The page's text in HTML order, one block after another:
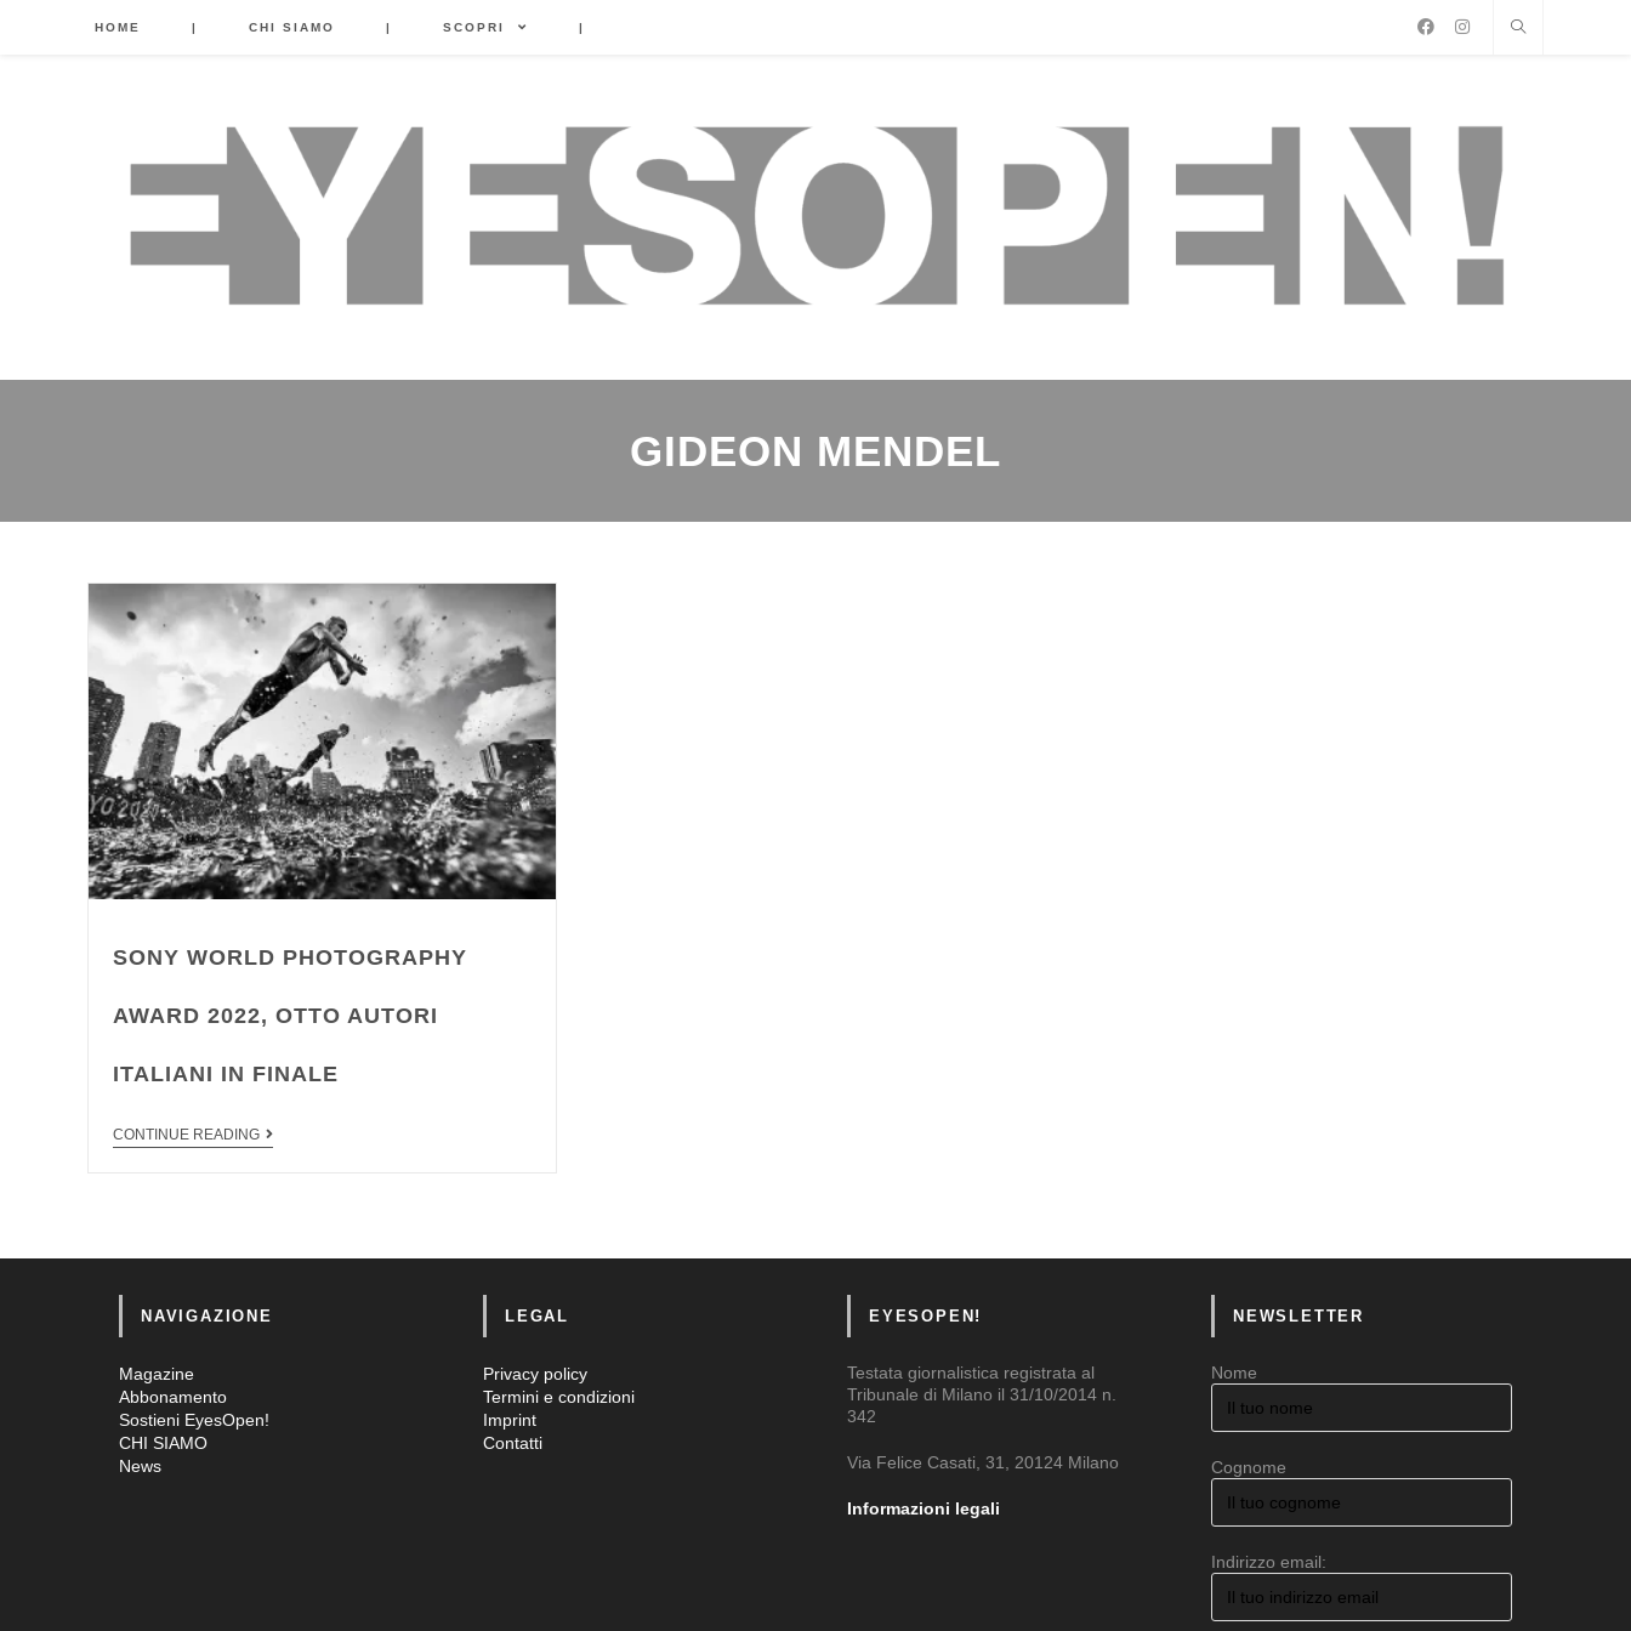
HOME | CHI SIAMO | SCOPRI |
GIDEON MENDEL
SONY WORLD PHOTOGRAPHY
AWARD 2022, OTTO AUTORI
ITALIANI IN FINALE
CONTINUE READING
NAVIGAZIONE
Magazine
Abbonamento
Sostieni EyesOpen!
CHI SIAMO
News
LEGAL
Privacy policy
Termini e condizioni
Imprint
Contatti
EYESOPEN!
Testata giornalistica registrata al
Tribunale di Milano il 31/10/2014 n.
342
Via Felice Casati, 31, 20124 Milano
Informazioni legali
NEWSLETTER
Nome
Cognome
Indirizzo email: